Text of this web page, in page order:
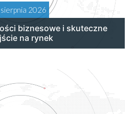
2026
biznesowe i skuteczne
na rynek